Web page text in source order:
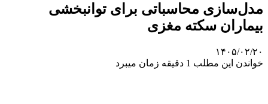
مدل‌سازی محاسباتی برای توانبخشی
بیماران سکته مغزی
۱۴۰۵/۰۲/۲۰
خواندن این مطلب 1 دقیقه زمان میبرد